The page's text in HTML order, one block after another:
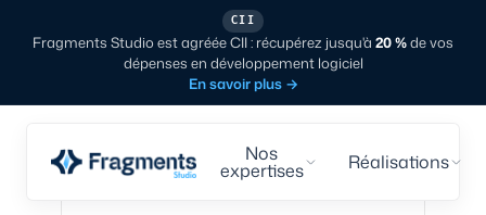
CII
Fragments Studio est agréée CII : récupérez jusqu'à 20 %de vos
dépenses en développement logiciel
En savoir plus →
Nos
expertises Réalisations